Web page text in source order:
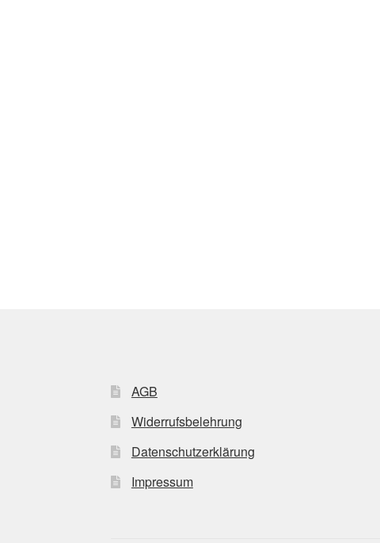
AGB
Widerrufsbelehrung
Datenschutzerklärung
Impressum